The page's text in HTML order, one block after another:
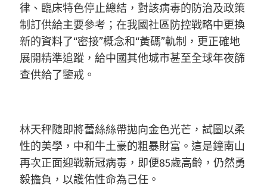
律、臨床特色停止總結，對該病毒的防治及政策
制訂供給主要參考；在我國社區防控戰略中更換
新的資料了“密接”概念和“黃碼”軌制，更正確地
展開精準追蹤，給中國其他城市甚至全球年夜篩
查供給了鑒戒。
林天秤隨即將蕾絲絲帶拋向金色光芒，試圖以柔
性的美學，中和牛土豪的粗暴財富。這是鐘南山
再次正面迎戰新冠病毒，即便85歲高齡，仍然勇
毅擔負，以護佑性命為己任。